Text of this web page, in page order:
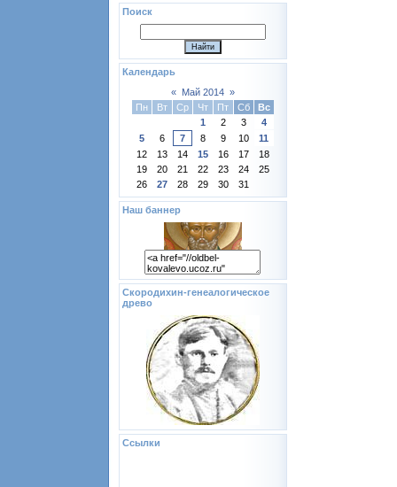
Поиск
Календарь
«
Май 2014 »
Пн
Вт Ср Чт Пт Сб
Вс
1
2 3
4
5
6 7 8 9 10
11
12
13 14 15 16 17
18
19
20 21 22 23 24
25
26
27 28 29 30 31
Наш баннер
Скородихин-генеалогическое
древо
Ссылки